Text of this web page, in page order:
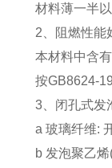
材料薄一半
2、阻燃性能
本材料中含
按GB8624-
3、闭孔式发
a 玻璃纤维:
b 发泡聚乙